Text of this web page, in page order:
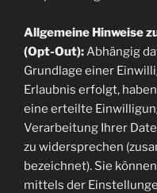
Allgemeine Hinweise
(Opt-Out): Abhängig
Grundlage einer
Erlaubnis erfolgt,
eine erteilte
Verarbeitung Ihrer
zu widersprechen
bezeichnet). Sie
mittels der